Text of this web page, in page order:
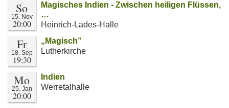
So
15. Nov
20:00
Magisches Indien - Zwischen heiligen Flüssen,
…
Heinrich-Lades-Halle
Fr
18. Sep
19:30
„Magisch”
Lutherkirche
Mo
25. Jan
20:00
Indien
Werretalhalle